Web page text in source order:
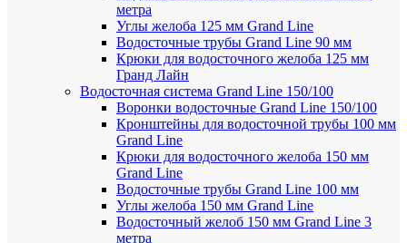
метра
Углы желоба 125 мм Grand Line
Водосточные трубы Grand Line 90 мм
Крюки для водосточного желоба 125 мм
Гранд Лайн
Водосточная система Grand Line 150/100
Воронки водосточные Grand Line 150/100
Кронштейны для водосточной трубы 100 мм
Grand Line
Крюки для водосточного желоба 150 мм
Grand Line
Водосточные трубы Grand Line 100 мм
Углы желоба 150 мм Grand Line
Водосточный желоб 150 мм Grand Line 3
метра